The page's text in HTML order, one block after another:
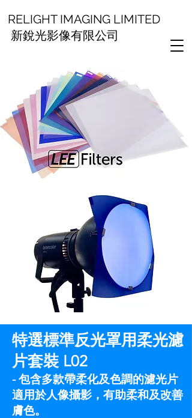
RELIGHT IMAGING LIMITED
新銳光影像有限公司
特選標準反光罩用柔光濾
片套裝 L02
- 包含多款帶柔化及色調的濾光片
適用於人像攝影，有助柔和及改善
膚色。